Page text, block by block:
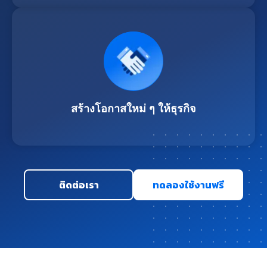
สร้างโอกาสใหม่ ๆ ให้ธุรกิจ
ติดต่อเรา ทดลองใช้งานฟรี